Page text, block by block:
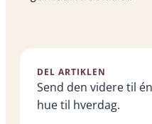
DEL ARTIKLEN
Send den videre til
hue til hverdag.